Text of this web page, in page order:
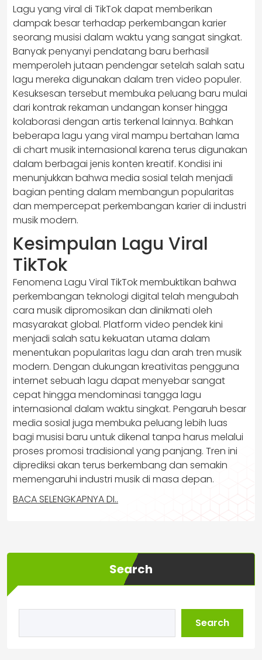
Lagu yang viral di TikTok dapat memberikan
dampak besar terhadap perkembangan karier
seorang musisi dalam waktu yang sangat singkat.
Banyak penyanyi pendatang baru berhasil
memperoleh jutaan pendengar setelah salah satu
lagu mereka digunakan dalam tren video populer.
Kesuksesan tersebut membuka peluang baru mulai
dari kontrak rekaman undangan konser hingga
kolaborasi dengan artis terkenal lainnya. Bahkan
beberapa lagu yang viral mampu bertahan lama
di chart musik internasional karena terus digunakan
dalam berbagai jenis konten kreatif. Kondisi ini
menunjukkan bahwa media sosial telah menjadi
bagian penting dalam membangun popularitas
dan mempercepat perkembangan karier di industri
musik modern.
Kesimpulan Lagu Viral
TikTok
Fenomena Lagu Viral TikTok membuktikan bahwa
perkembangan teknologi digital telah mengubah
cara musik dipromosikan dan dinikmati oleh
masyarakat global. Platform video pendek kini
menjadi salah satu kekuatan utama dalam
menentukan popularitas lagu dan arah tren musik
modern. Dengan dukungan kreativitas pengguna
internet sebuah lagu dapat menyebar sangat
cepat hingga mendominasi tangga lagu
internasional dalam waktu singkat. Pengaruh besar
media sosial juga membuka peluang lebih luas
bagi musisi baru untuk dikenal tanpa harus melalui
proses promosi tradisional yang panjang. Tren ini
diprediksi akan terus berkembang dan semakin
memengaruhi industri musik di masa depan.
BACA SELENGKAPNYA DI..
Search
Search